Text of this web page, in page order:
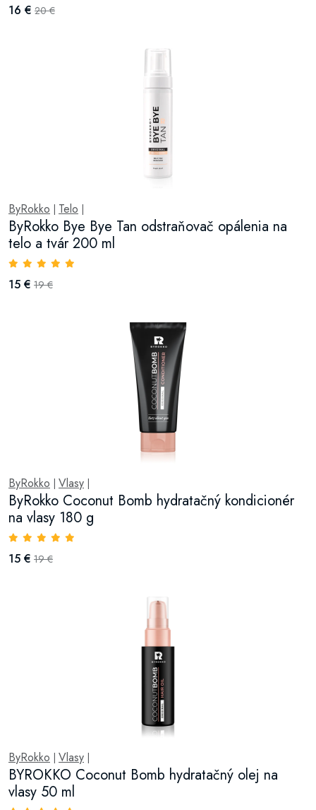
16 € 20 €
ByRokko Telo
ByRokko Bye Bye Tan odstraňovač opálenia na
telo a tvár 200 ml
15 € 19 €
ByRokko Vlasy
ByRokko Coconut Bomb hydratačný kondicionér
na vlasy 180 g
15 € 19 €
ByRokko Vlasy
BYROKKO Coconut Bomb hydratačný olej na
vlasy 50 ml